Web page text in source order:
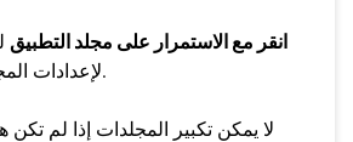
انقر مع الاستمرار على مجلد التطبيق
لإعدادات.